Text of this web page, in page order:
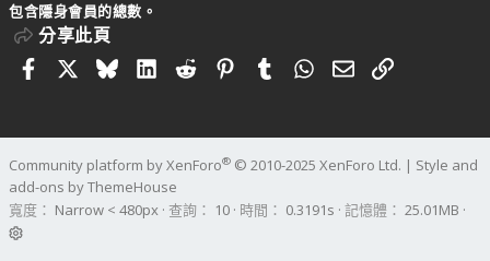
包含隱身會員的總數。
分享此頁
FacebookBlueskyLinkedIn
RedditPinterestTumblrWhatsApp
電子郵件
連結
Community platform by XenForo® © 2010-2025 XenForo Ltd. | Style and
add-ons by ThemeHouse
寬度
查詢 10 時間 0.3191s 記憶體 25.01MB